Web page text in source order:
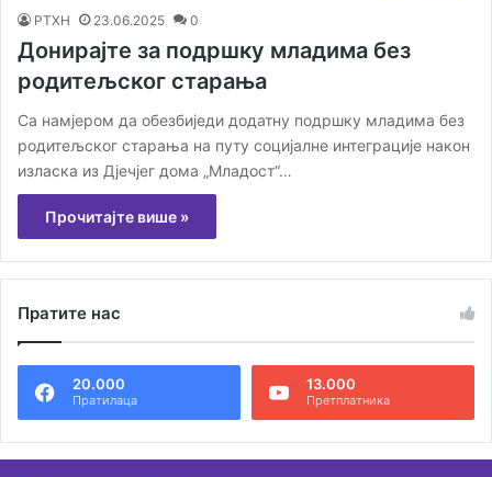
РТХН 23.06.2025 0
Донирајте за подршку младима без
родитељског старања
Са намјером да обезбиједи додатну подршку младима без
родитељског старања на путу социјалне интеграције након
изласка из Дјечјег дома „Младост“…
Прочитајте више »
Пратите нас
20.000
Пратилаца
13.000
Претплатника